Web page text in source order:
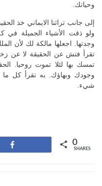
وحياتك.
إلى جانب تراثنا الايماني خذ
ولو ذقت الأشياء الجميلة
وجدتها. اجعلها مالكة لك لأن
تقرأ فتش عن الحقيقة لا عن
تمسك بها لئلا تموت روحيا.
وجودك وبهاؤك. به تقرأ كل
شيء.
0
SHARES